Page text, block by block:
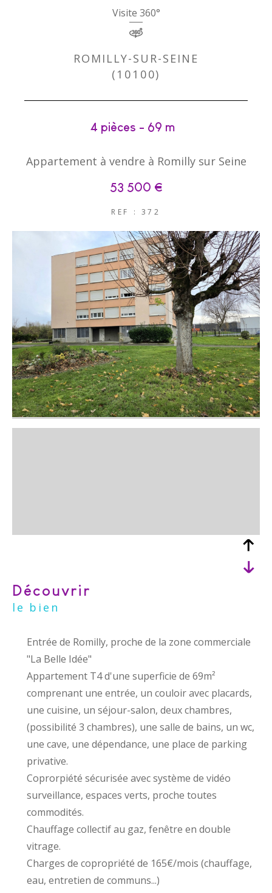
Visite 360°
ROMILLY-SUR-SEINE
(10100)
4 pièces - 69 m²
Appartement à vendre à Romilly sur Seine
53 500 €
REF : 372
découvrir
le bien
Entrée de Romilly, proche de la zone commerciale
"La Belle Idée"
Appartement T4 d'une superficie de 69m²
comprenant une entrée, un couloir avec placards,
une cuisine, un séjour-salon, deux chambres,
(possibilité 3 chambres), une salle de bains, un wc,
une cave, une dépendance, une place de parking
privative.
Coprorpiété sécurisée avec système de vidéo
surveillance, espaces verts, proche toutes
commodités.
Chauffage collectif au gaz, fenêtre en double
vitrage.
Charges de copropriété de 165€/mois (chauffage,
eau, entretien de communs...)